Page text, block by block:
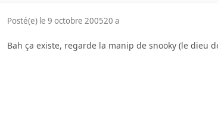
Posté(e) le 9 octobre 200520 a
Bah ça existe, regarde la manip de snooky (le dieu